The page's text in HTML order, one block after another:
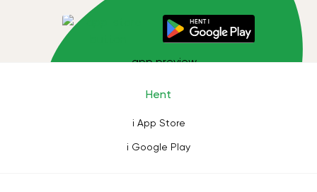
Hent
i App Store
i Google Play